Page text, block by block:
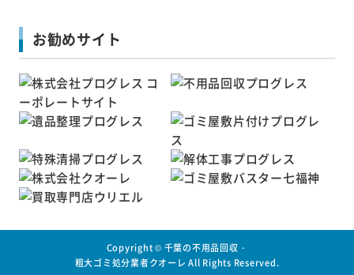
お勧めサイト
Copyright © 千葉の不用品回収・
粗大ゴミ処分業者クオーレ All Rights Reserved.